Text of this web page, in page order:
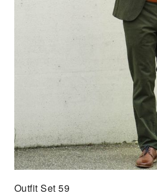
Outfit Set 59